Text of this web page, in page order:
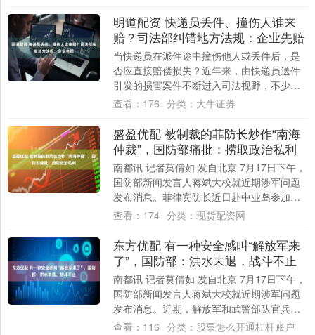
明道配资 快递员丢件、撞伤人谁来
赔？司法部纠错地方法规：企业先赔
当快递员在派件途中撞伤他人或丢件后，是
否应直接赔偿损失？近年来，由快递员送件
引发的损害案件不断进入司法视野，不少快
递公司、人力公司遇事“甩锅”，主张由快递员
查看： 176 分类： 大牛证券
盛盈优配 被制裁的菲防长炒作“南海
仲裁”，国防部痛批：捞取政治私利
南都讯 记者莫倩如 发自北京 7月17日下午，
国防部新闻发言人蒋斌大校就近期涉军问题
发布消息。菲律宾防长近日赴中业岛参加纪
念“南海仲裁裁决”十年活动。对此，蒋斌....
查看： 174 分类： 现货配资网
东方优配 有一种安全感叫“解放军来
了”，国防部：洪水未退，战斗不止
南都讯 记者莫倩如 发自北京 7月17日下午，
国防部新闻发言人蒋斌大校就近期涉军问题
发布消息。近期，解放军和武警部队官兵、
民兵抢险救灾的画面在网络刷屏，许多网
查看： 116 分类： 股票怎么开通杠杆账户